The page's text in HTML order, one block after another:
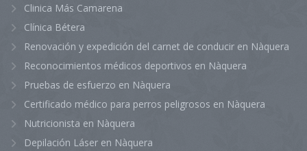
Clinica Más Camarena
Clínica Bétera
Renovación y expedición del carnet de conducir en Nàquera
Reconocimientos médicos deportivos en Nàquera
Pruebas de esfuerzo en Nàquera
Certificado médico para perros peligrosos en Nàquera
Nutricionista en Nàquera
Depilación Láser en Nàquera